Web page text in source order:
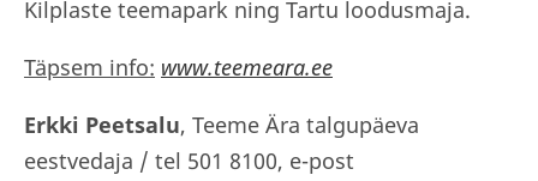
Kilplaste teemapark ning Tartu loodusmaja.
Täpsem info: www.teemeara.ee
Erkki Peetsalu, Teeme Ära talgupäeva
eestvedaja / tel 501 8100, e-post